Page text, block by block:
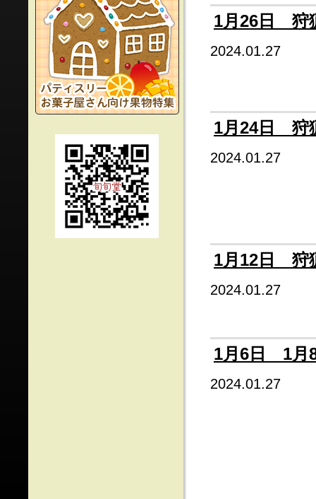
1月26日 狩
2024.01.27
1月24日 狩
2024.01.27
1月12日 狩
2024.01.27
1月6日 1月
2024.01.27